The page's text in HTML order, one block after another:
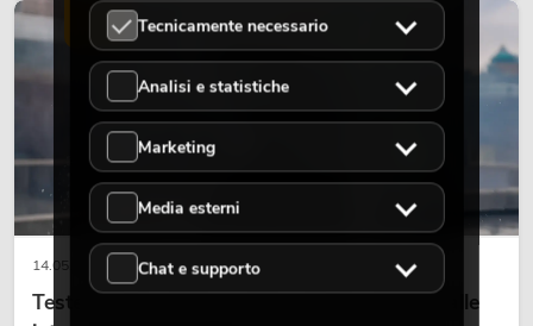
14.05.2026
Teste mobili outdoor: teste mobili resistenti alle
LUCE Tecnicamente necessario
Analisi e statistiche
Marketing
Media esterni
Chat e supporto